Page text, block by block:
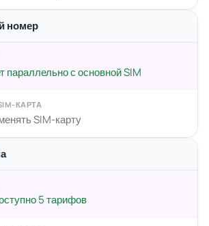
номер
параллельно с основной SIM
КАРТА
SIM-карту
5 тарифов